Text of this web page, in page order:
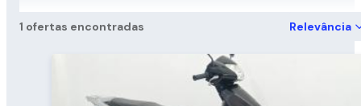
1 ofertas encontradas Relevância